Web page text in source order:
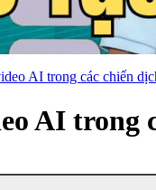
AI trong các chiến
AI trong